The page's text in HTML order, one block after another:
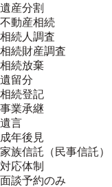
遺産分割
不動産相続
相続人調査
相続財産調査
相続放棄
遺留分
相続登記
事業承継
遺言
成年後見
家族信託（民事信託）
対応体制
面談予約のみ